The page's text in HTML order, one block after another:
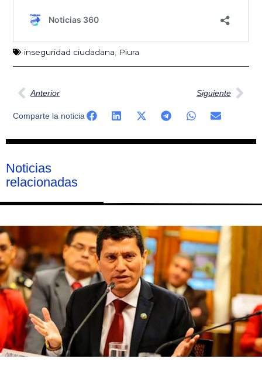
inseguridad ciudadana, Piura
Ant
Anterior Siguiente
Comparte la noticia
Noticias
relacionadas
Página
Página
Página
Página
Página